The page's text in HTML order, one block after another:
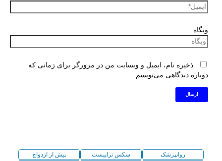
وبگاه
ذخیره نام، ایمیل و وبسایت من در مرورگر برای زمانی که
دوباره دیدگاهی می‌نویسم.
روانپزشک سکس تراپیست
پیش از ازدواج